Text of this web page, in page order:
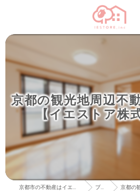
京都の観光地周辺不
【イエストア株
京都市の不動産はイエストア株式会社 ブログ 京都の観光